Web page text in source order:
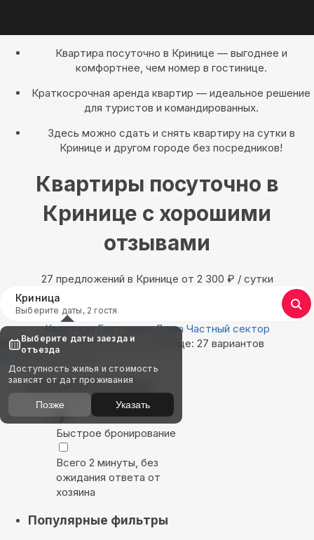
Квартира посуточно в Кринице — выгоднее и
комфортнее, чем номер в гостинице.
Краткосрочная аренда квартир — идеальное решение
для туристов и командированных.
Здесь можно сдать и снять квартиру на сутки в
Кринице и другом городе без посредников!
Квартиры посуточно в
Кринице с хорошими
отзывами
27 предложений в Кринице oт 2 300 ₽ / сутки
Криница
Выберите даты, 2 гостя
Квартиры Гостиницы Дома Частный сектор
Найдём, где остановиться в Кринице: 27 вариантов
Показать на карте
Выбирайте лучшее
Быстрое бронирование
Всего 2 минуты, без
ожидания ответа от
хозяина
Популярные фильтры
Выберите даты заезда и
отъезда
Доступность жилья и стоимость
зависят от дат проживания
Позже Указать